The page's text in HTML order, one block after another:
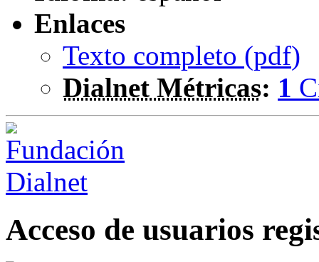
Enlaces
Texto completo (pdf)
Dialnet Métricas: 1
Acceso de usuarios